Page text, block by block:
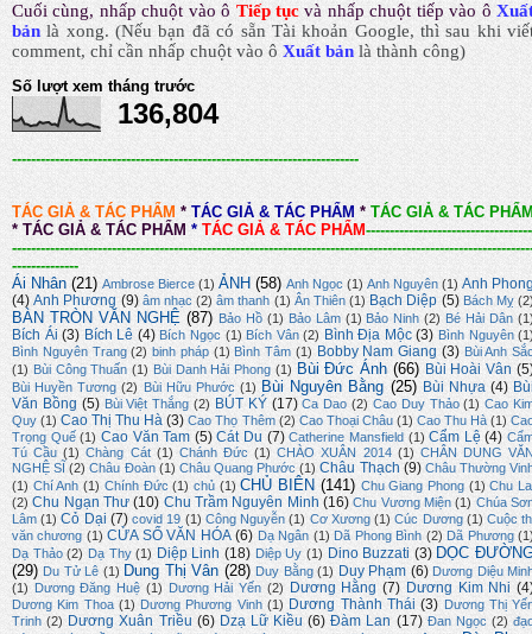
Cuối cùng, nhấp chuột vào ô Tiếp tục và nhấp chuột tiếp vào ô
bản là xong.(Nếu bạn đã có sẵn Tài khoản Google, thì sau khi
comment, chỉ cần nhấp chuột vào ô Xuất bản là thành công)
Số lượt xem tháng trước
136,804
-------------------------------------------------------------------------
TÁC GIẢ & TÁC PHẨM * TÁC GIẢ & TÁC PHẨM * TÁC GIẢ & TÁC
* TÁC GIẢ & TÁC PHẨM * TÁC GIẢ & TÁC PHẨM-----------------------------------
--------------
Ái Nhân (21) Ambrose Bierce (1) ẢNH (58) Anh Ngọc (1) Anh Nguyên (1) Anh
(4) Anh Phương (9) âm nhạc (2) âm thanh (1) Ân Thiên (1) Bạch Diệp (5) Bách Mỵ
BÀN TRÒN VĂN NGHỆ (87) Bảo Hồ (1) Bảo Lâm (1) Bảo Ninh (2) Bé Hải Dân
Bích Ái (3) Bích Lê (4) Bích Ngọc (1) Bích Vân (2) Bình Địa Mộc (3) Bình Nguyên
Bình Nguyên Trang (2) binh pháp (1) Bình Tâm (1) Bobby Nam Giang (3) Bùi Anh
(1) Bùi Công Thuấn (1) Bùi Danh Hải Phong (1) Bùi Đức Ánh (66) Bùi Hoài Vân
Bùi Huyền Tương (2) Bùi Hữu Phước (1) Bùi Nguyên Bằng (25) Bùi Nhựa (4)
Văn Bồng (5) Bùi Việt Thắng (2) BÚT KÝ (17) Ca Dao (2) Cao Duy Thảo (1) Cao
Quy (1) Cao Thị Thu Hà (3) Cao Thọ Thêm (2) Cao Thoại Châu (1) Cao Thu Hà (1)
Trọng Quế (1) Cao Văn Tam (5) Cát Du (7) Catherine Mansfield (1) Cẩm Lệ (4)
Tú Cầu (1) Chàng Cát (1) Chánh Đức (1) CHÀO XUÂN 2014 (1) CHÂN DUNG
NGHỆ SĨ (2) Châu Đoàn (1) Châu Quang Phước (1) Châu Thạch (9) Châu Thường
(1) Chí Anh (1) Chính Đức (1) chủ (1) CHỦ BIÊN (141) Chu Giang Phong (1) Chu
(2) Chu Ngạn Thư (10) Chu Trầm Nguyên Minh (16) Chu Vương Miện (1) Chúa
Lâm (1) Cỏ Dại (7) covid 19 (1) Công Nguyễn (1) Cơ Xương (1) Cúc Dương (1) Cuộc
văn chương (1) CỬA SỔ VĂN HÓA (6) Dạ Ngân (1) Dã Phong Bình (2) Dã Phương
Dạ Thảo (2) Dạ Thy (1) Diệp Linh (18) Diệp Uy (1) Dino Buzzati (3) DỌC
(29) Du Tử Lê (1) Dung Thị Vân (28) Duy Bằng (1) Duy Phạm (6) Dương Diệu
(1)
Dương Đăng Huệ (1) Dương Hải Yến (2) Dương Hằng (7) Dương Kim Nhi
Dương Kim Thoa (1) Dương Phương Vinh (1) Dương Thành Thái (3) Dương Thị
Trinh (2) Dương Xuân Triều (6) Dzạ Lữ Kiều (6) Đàm Lan (17) Đan Ngọc (2)